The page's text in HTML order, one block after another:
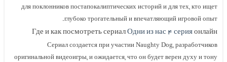
для поклонников постапокалиптических историй и для тех, кто ищет
глубоко трогательный и впечатляющий игровой опыт.
Где и как посмотреть сериалОдни из нас ۴ серия онлайн
Сериал создается при участии Naughty Dog, разработчиков
оригинальной видеоигры, и ожидается, что он будет верен духу и тону